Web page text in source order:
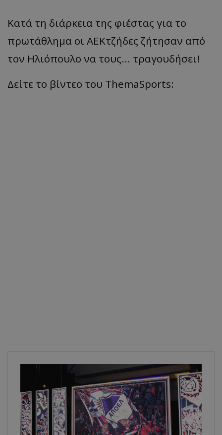
Κατά τη διάρκεια της φιέστας για το
πρωτάθλημα οι ΑΕΚτζήδες ζήτησαν από
τον Ηλιόπουλο να τους... τραγουδήσει!
Δείτε το βίντεο του ThemaSports: